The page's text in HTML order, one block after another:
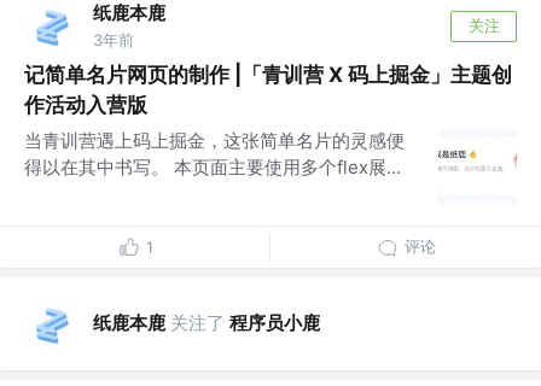
纸鹿本鹿
3年前
关注
记简单名片网页的制作 |「青训营 X 码上掘金」主题创
作活动入营版
当青训营遇上码上掘金，这张简单名片的灵感便
得以在其中书写。 本页面主要使用多个flex展...
1 评论
纸鹿本鹿 关注了 程序员小鹿